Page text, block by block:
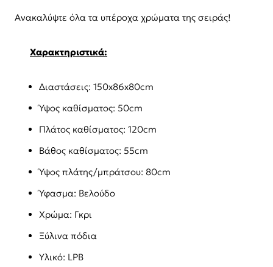
Ανακαλύψτε όλα τα υπέροχα χρώματα της σειράς!
Χαρακτηριστικά:
Διαστάσεις: 150x86x80cm
Ύψος καθίσματος: 50cm
Πλάτος καθίσματος: 120cm
Βάθος καθίσματος: 55cm
Ύψος πλάτης/μπράτσου: 80cm
Ύφασμα: Βελούδο
Χρώμα: Γκρι
Ξύλινα πόδια
Υλικό: LPB